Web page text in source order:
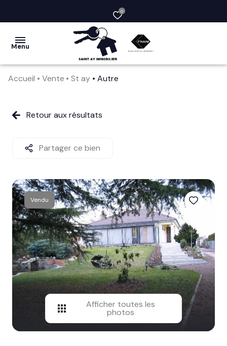
0
Menu
vendre
société
services
avis
clients
contact
Accueil Vente St ay Autre
Retour aux résultats
Partager ce bien
Vendu
Afficher toutes les
photos